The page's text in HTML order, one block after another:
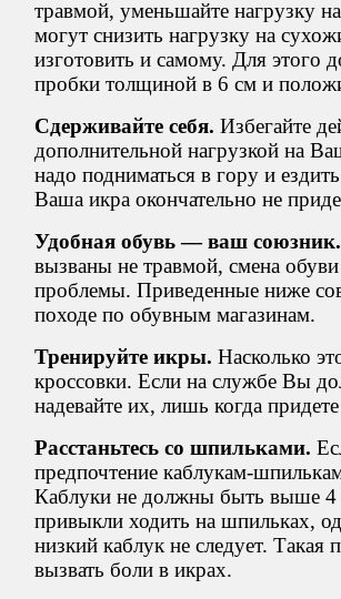
травмой, уменьшайте нагрузку
могут снизить нагрузку на
изготовить и самому. Для этого
пробки толщиной в 6 см и
Сдерживайте себя. Избегайте
дополнительной нагрузкой на
надо подниматься в гору и
Ваша икра окончательно не
Удобная обувь — ваш союзник.
вызваны не травмой, смена
проблемы. Приведенные ниже
походе по обувным магазинам.
Тренируйте икры. Насколько
кроссовки. Если на службе Вы
надевайте их, лишь когда
Расстаньтесь со шпильками.
предпочтение каблукам-
Каблуки не должны быть выше 4
привыкли ходить на шпильках,
низкий каблук не следует. Такая
вызвать боли в икрах.